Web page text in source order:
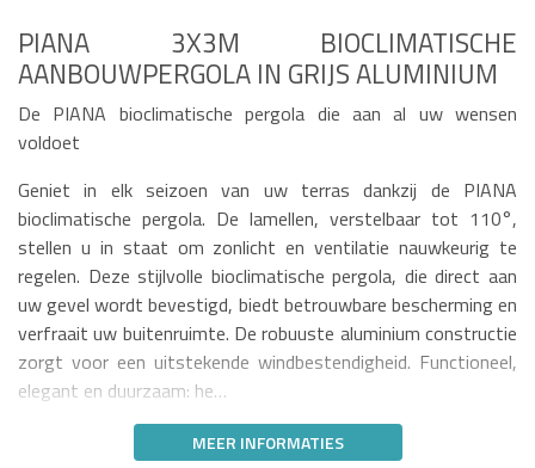
PIANA 3X3M BIOCLIMATISCHE
AANBOUWPERGOLA IN GRIJS ALUMINIUM
De PIANA bioclimatische pergola die aan al uw wensen
voldoet
Geniet in elk seizoen van uw terras dankzij de PIANA
bioclimatische pergola. De lamellen, verstelbaar tot 110°,
stellen u in staat om zonlicht en ventilatie nauwkeurig te
regelen. Deze stijlvolle bioclimatische pergola, die direct aan
uw gevel wordt bevestigd, biedt betrouwbare bescherming en
verfraait uw buitenruimte. De robuuste aluminium constructie
zorgt voor een uitstekende windbestendigheid. Functioneel,
elegant en duurzaam: he…
MEER INFORMATIES